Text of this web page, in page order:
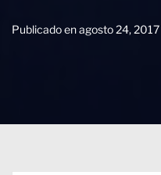
Publicado enagosto 24, 2017